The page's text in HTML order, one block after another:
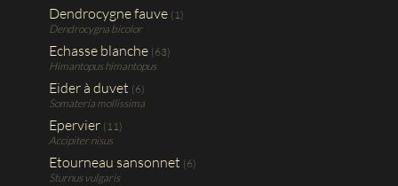
Dendrocygne fauve (1)
Dendrocygna bicolor
Echasse blanche (63)
Himantopus himantopus
Eider à duvet (6)
Somateria mollissima
Epervier (11)
Accipiter nisus
Etourneau sansonnet (6)
Sturnus vulgaris